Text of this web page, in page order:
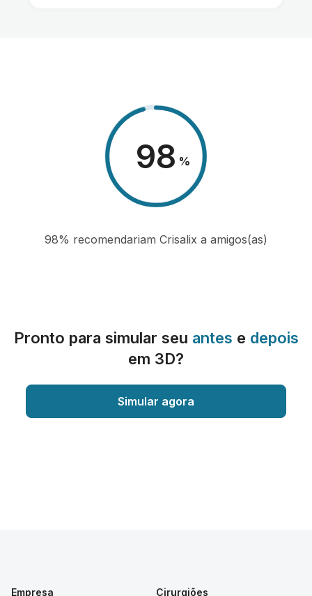
98 %
98% recomendariam Crisalix a amigos(as)
Pronto para simular seu antes e depois
em 3D?
Simular agora
Empresa
Cirurgiões